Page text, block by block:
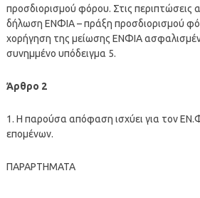
προσδιορισμού φόρου. Στις περιπτώσεις
δήλωση ΕΝΦΙΑ – πράξη προσδιορισμού
χορήγηση της μείωσης ΕΝΦΙΑ
συνημμένο υπόδειγμα 5.
Άρθρο 2
1. Η παρούσα απόφαση ισχύει για τον
επομένων.
ΠΑΡΑΡΤΗΜΑΤΑ